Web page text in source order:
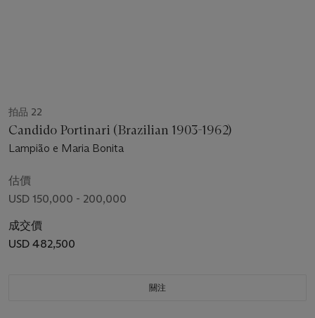
拍品 22
Candido Portinari (Brazilian 1903-1962)
Lampião e Maria Bonita
估價
USD 150,000 - 200,000
成交價
USD 482,500
關注